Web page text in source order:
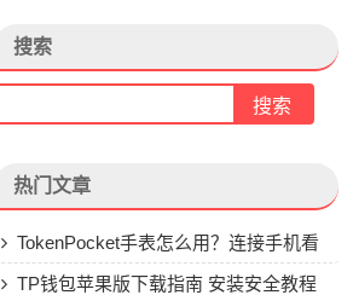
搜索
热门文章
TokenPocket手表怎么用？连接手机看
行情教程
TP钱包苹果版下载指南 安装安全教程